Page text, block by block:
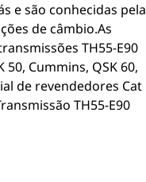
e são conhecidas pela
de câmbio.As
TH55-E90
Cummins, QSK 60,
de revendedores Cat
TH55-E90